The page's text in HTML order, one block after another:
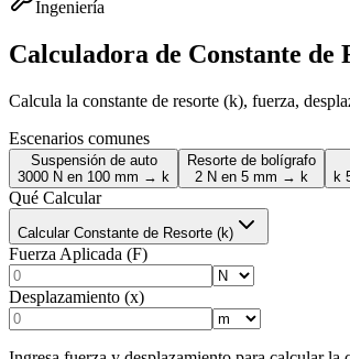
Ingeniería
Calculadora de Constante de
Calcula la constante de resorte (k), fuerza,
Escenarios comunes
Suspensión de auto
3000 N en 100 mm → k
Resorte de bolígrafo
2 N en 5 mm → k
k
Qué Calcular
Calcular Constante de Resorte (k)
Fuerza Aplicada (F)
Desplazamiento (x)